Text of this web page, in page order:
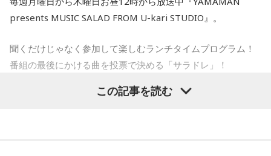
せていただいたんですけれど、今年は女性の方が、アイドル
小林：うわ、そういうことか！
3.熊本　WANIMA　/　ともに
4.群馬　氷室京介　/　SUMMER GAME
presents MUSIC SALAD FROM U-kari STUDIO』。
聞くだけじゃなく参加して楽しむランチタイムプログラム！
番組の最後にかける曲を投票で決める「サラドレ」！
各曜日、OA前日の12:50～、次回放送分のサラドレラインナ
この記事を読む